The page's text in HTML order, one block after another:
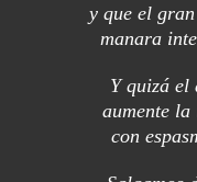
y que el
manara
Y quizá el
aumente
con